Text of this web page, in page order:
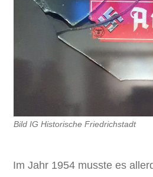
Bild IG Historische Friedrichstadt
Im Jahr 1954 musste es